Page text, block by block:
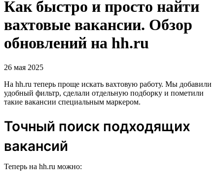
Как быстро и просто найти
вахтовые вакансии. Обзор
обновлений на hh.ru
26 мая 2025
На hh.ru теперь проще искать вахтовую работу. Мы добавили
удобный фильтр, сделали отдельную подборку и пометили
такие вакансии специальным маркером.
Точный поиск подходящих
вакансий
Теперь на hh.ru можно: